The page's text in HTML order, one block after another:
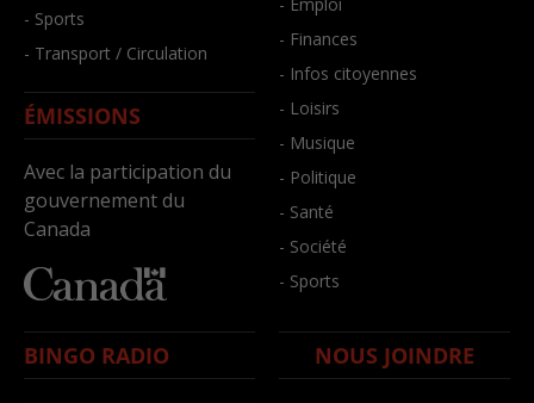
- Sports
- Transport / Circulation
ÉMISSIONS
Avec la participation du
gouvernement du
Canada
- Finances
- Infos citoyennes
- Loisirs
- Musique
- Politique
- Santé
- Société
- Sports
BINGO RADIO NOUS JOINDRE